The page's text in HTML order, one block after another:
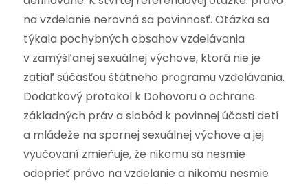
na vzdelanie nerovná sa povinnosť. Otázka sa
týkala pochybných obsahov vzdelávania
v zamýšľanej sexuálnej výchove, ktorá nie je
zatiaľ súčasťou štátneho programu vzdelávania.
Dodatkový protokol k Dohovoru o ochrane
základných práv a slobôd k povinnej účasti detí
a mládeže na spornej sexuálnej výchove a jej
vyučovaní zmieňuje, že nikomu sa nesmie
odoprieť právo na vzdelanie a nikomu nesmie